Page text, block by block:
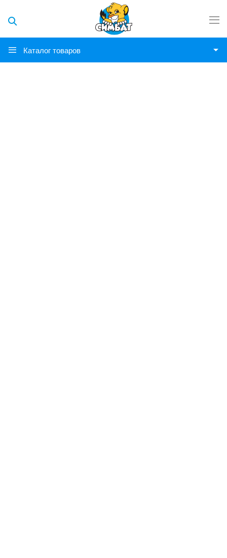
Каталог товаров